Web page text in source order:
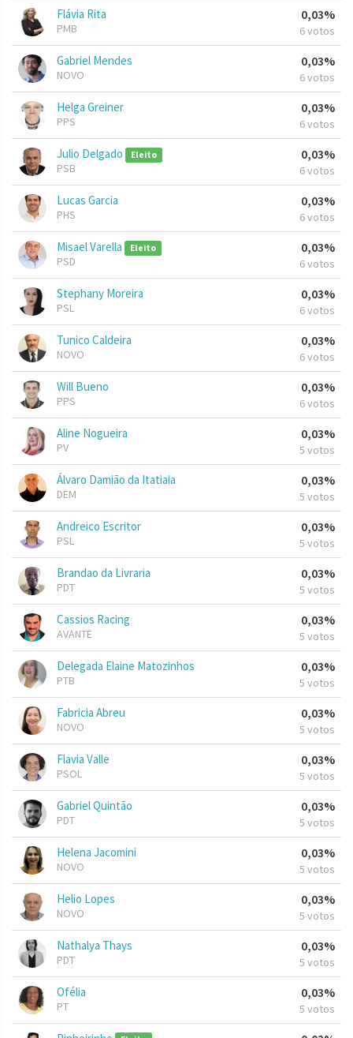
Flávia Rita
PMB
0,03%
6 votos
Gabriel Mendes
NOVO
0,03%
6 votos
Helga Greiner
PPS
0,03%
6 votos
Julio Delgado Eleito
PSB
0,03%
6 votos
Lucas Garcia
PHS
0,03%
6 votos
Misael Varella Eleito
PSD
0,03%
6 votos
Stephany Moreira
PSL
0,03%
6 votos
Tunico Caldeira
NOVO
0,03%
6 votos
Will Bueno
PPS
0,03%
6 votos
Aline Nogueira
PV
0,03%
5 votos
Álvaro Damião da Itatiaia
DEM
0,03%
5 votos
Andreico Escritor
PSL
0,03%
5 votos
Brandao da Livraria
PDT
0,03%
5 votos
Cassios Racing
AVANTE
0,03%
5 votos
Delegada Elaine Matozinhos
PTB
0,03%
5 votos
Fabricia Abreu
NOVO
0,03%
5 votos
Flavia Valle
PSOL
0,03%
5 votos
Gabriel Quintão
PDT
0,03%
5 votos
Helena Jacomini
NOVO
0,03%
5 votos
Helio Lopes
NOVO
0,03%
5 votos
Nathalya Thays
PDT
0,03%
5 votos
Ofélia
PT
0,03%
5 votos